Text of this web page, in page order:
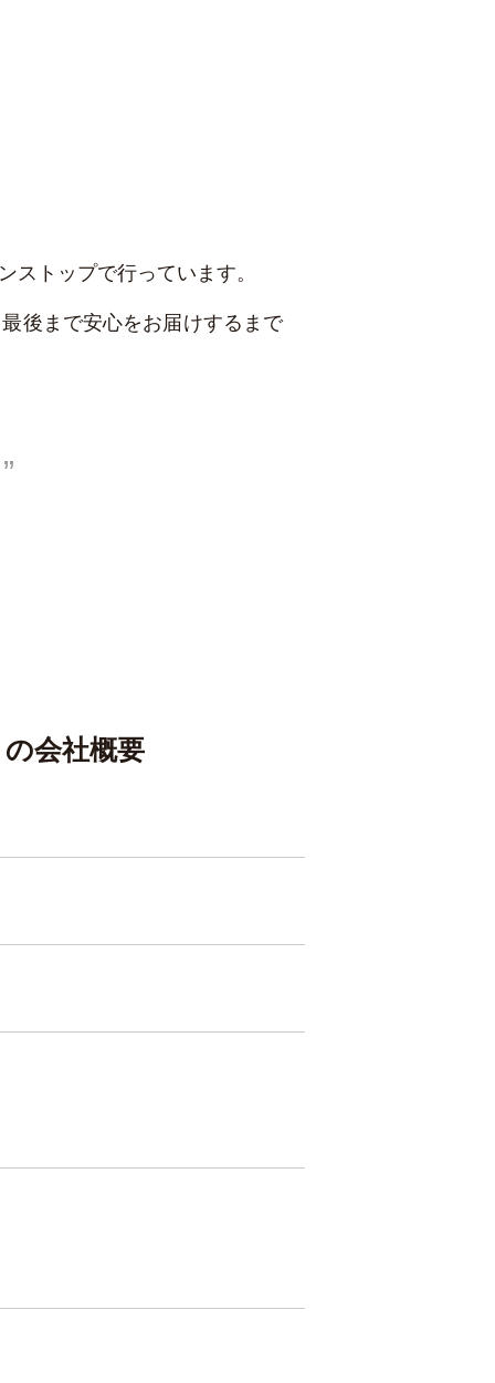
トップで行っています。
後まで安心をお届けするまで
の会社概要